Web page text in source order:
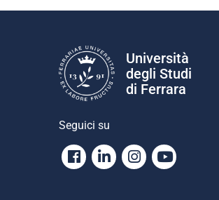
Università
degli Studi
di Ferrara
Seguici su
Facebook
LinkedinInstagram
Youtube